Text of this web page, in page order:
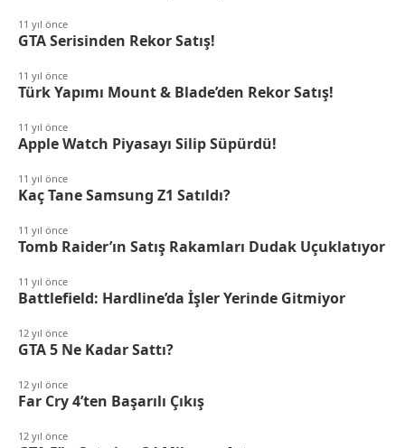
11 yıl önce
GTA Serisinden Rekor Satış!
11 yıl önce
Türk Yapımı Mount & Blade’den Rekor Satış!
11 yıl önce
Apple Watch Piyasayı Silip Süpürdü!
11 yıl önce
Kaç Tane Samsung Z1 Satıldı?
11 yıl önce
Tomb Raider’ın Satış Rakamları Dudak Uçuklatıyor
11 yıl önce
Battlefield: Hardline’da İşler Yerinde Gitmiyor
12 yıl önce
GTA 5 Ne Kadar Sattı?
12 yıl önce
Far Cry 4’ten Başarılı Çıkış
12 yıl önce